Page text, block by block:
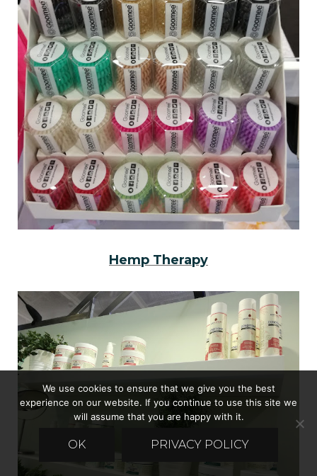
Hemp Therapy
We use cookies to ensure that we give you the best
experience on our website. If you continue to use this site we
will assume that you are happy with it.
OK PRIVACY POLICY